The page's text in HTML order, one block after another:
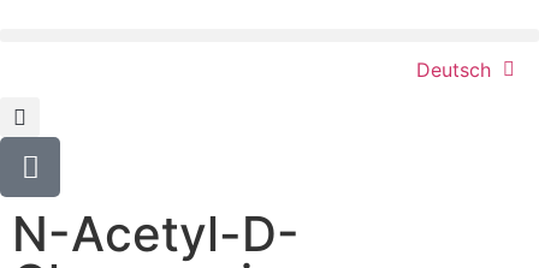
Deutsch
N-Acetyl-D-